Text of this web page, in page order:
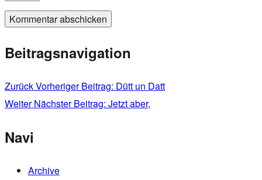
Beitragsnavigation
ZurückVorheriger Beitrag: Dütt un Datt
Weiter Nächster Beitrag: Jetzt aber,
Navi
Archive